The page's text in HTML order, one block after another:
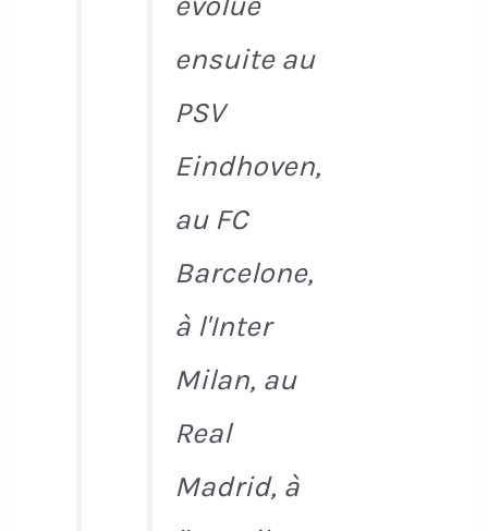
ensuite au
PSV
Eindhoven,
au FC
Barcelone,
à l'Inter
Milan, au
Real
Madrid, à